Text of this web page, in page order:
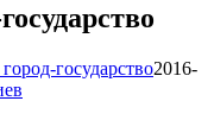
государство2016-